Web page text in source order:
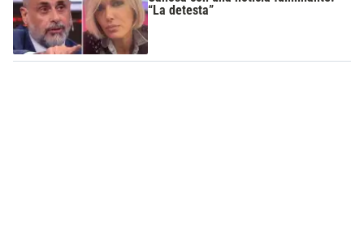
“La detesta”